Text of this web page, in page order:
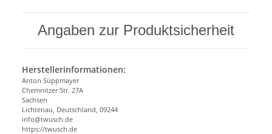
Angaben zur Produktsicherheit
Herstellerinformationen:
Anton Süppmayer
Chemnitzer Str. 27A
Sachsen
Lichtenau, Deutschland, 09244
info@twusch.de
https://twusch.de